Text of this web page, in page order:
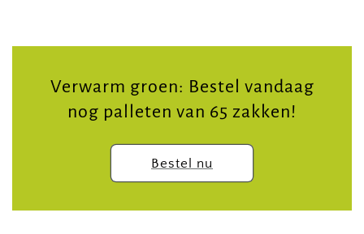
Verwarm groen: Bestel vandaag
nog palleten van 65 zakken!
Bestel nu